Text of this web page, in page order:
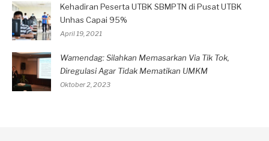
Kehadiran Peserta UTBK SBMPTN di Pusat UTBK
Unhas Capai 95%
April 19, 2021
Wamendag: Silahkan Memasarkan Via Tik Tok,
Diregulasi Agar Tidak Mematikan UMKM
Oktober 2, 2023